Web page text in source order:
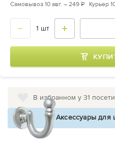
Самовывоз 10 авг. – 249 ₽ Курьер
В избранном у 31
Аксессуары для